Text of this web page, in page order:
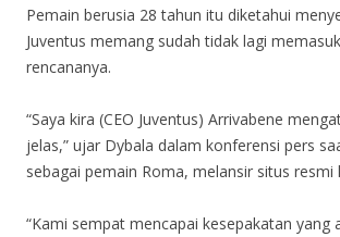
Pemain berusia 28 tahun itu diketahui
Juventus memang sudah tidak lagi
rencananya.
“Saya kira (CEO Juventus) Arrivabene
jelas,” ujar Dybala dalam konferensi pers
sebagai pemain Roma, melansir situs resmi
“Kami sempat mencapai kesepakatan yang